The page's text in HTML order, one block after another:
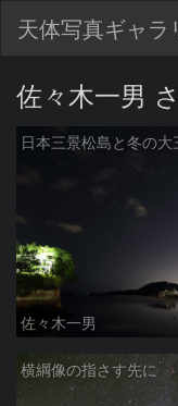
天体写真ギャラ
佐々木一男
日本三景松島と冬の大
佐々木一男
横綱像の指さす先に